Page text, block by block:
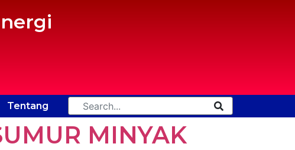
Tentang
MINYAK